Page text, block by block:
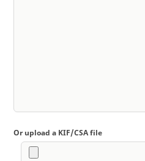
Or upload a KIF/CSA file